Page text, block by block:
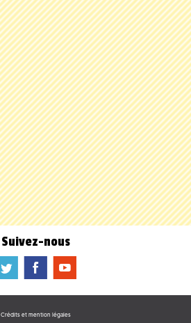
Suivez-nous
a b f
Crédits et mention légales